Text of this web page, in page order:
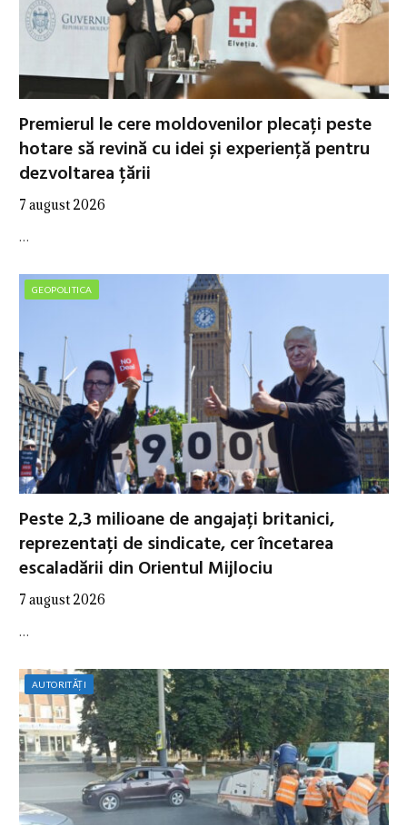
Premierul le cere moldovenilor plecați peste
hotare să revină cu idei și experiență pentru
dezvoltarea țării
7 august 2026
…
GEOPOLITICA
Peste 2,3 milioane de angajați britanici,
reprezentați de sindicate, cer încetarea
escaladării din Orientul Mijlociu
7 august 2026
…
AUTORITĂȚI